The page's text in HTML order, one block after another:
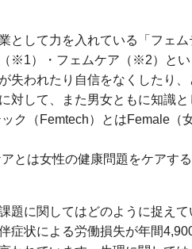
として力を入れている「フェ
※1）・フェムケア（※2）とい
失われたり自信をなくしたり
対して、また男女ともに知識
ク（Femtech）とはFemale（
とは女性の健康問題をケアす
題に関してはどのように捉えて
症状による労働損失が年間